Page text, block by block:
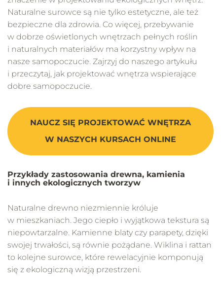
Naturalne surowce są nie tylko estetyczne, ale też
bezpieczne dla zdrowia. Co więcej, przebywanie
w dobrze oświetlonych wnętrzach pełnych roślin
i naturalnych materiałów ma korzystny wpływ na
nasze samopoczucie. Zajrzyj do naszego artykułu
i przeczytaj, jak projektować wnętrza wspierające
dobre samopoczucie.
NAUCZ SIĘ PROJEKTOWAĆ WNĘTRZA
W NASZYCH KURSACH ONLINE
Przykłady zastosowania drewna, kamienia
i innych ekologicznych tworzyw
Naturalne drewno niezmiennie króluje
w mieszkaniach. Jego ciepło i wyjątkowa tekstura są
niepowtarzalne. Kamienne blaty czy parapety, dzięki
swojej trwałości, są równie pożądane. Wiklina i rattan
to kolejne surowce, które rewelacyjnie komponują
się z ekologiczną wizją przestrzeni.